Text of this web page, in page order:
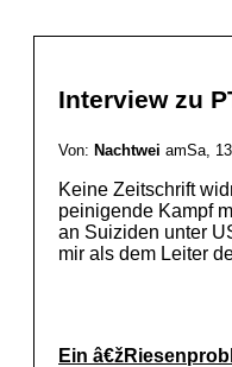
Interview zu
Von: Nachtwei amSa,
Keine Zeitschrift
peinigende Kampf
an Suiziden unter
mir als dem Leiter
Ein